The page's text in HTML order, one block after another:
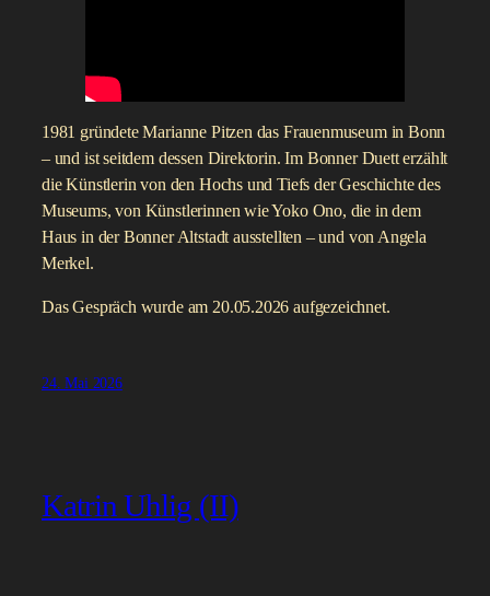
1981 gründete Marianne Pitzen das Frauenmuseum in Bonn
– und ist seitdem dessen Direktorin. Im Bonner Duett erzählt
die Künstlerin von den Hochs und Tiefs der Geschichte des
Museums, von Künstlerinnen wie Yoko Ono, die in dem
Haus in der Bonner Altstadt ausstellten – und von Angela
Merkel.
Das Gespräch wurde am 20.05.2026 aufgezeichnet.
24. Mai 2026
Katrin Uhlig (II)